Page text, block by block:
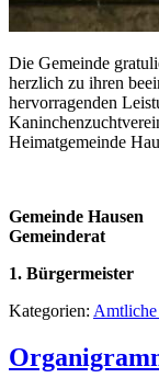
Die Gemeinde
herzlich zu ihren
hervorragenden
Heimatgemeinde
Gemeinderat
1. Bürgermeister
Kategorien: